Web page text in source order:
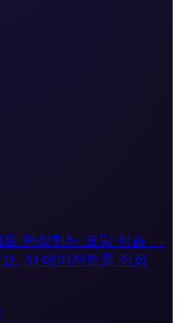
로 완성하는 코딩 학습 —
, AI 에이전트를 직접